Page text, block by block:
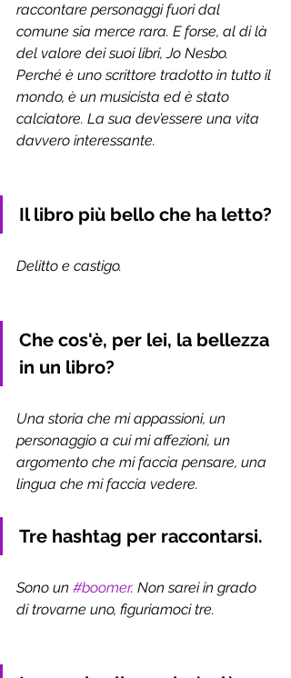
raccontare personaggi fuori dal
comune sia merce rara. E forse, al di là
del valore dei suoi libri, Jo Nesbo.
Perché è uno scrittore tradotto in tutto il
mondo, è un musicista ed è stato
calciatore. La sua dev’essere una vita
davvero interessante.
Il libro più bello che ha letto?
Delitto e castigo.
Che cos'è, per lei, la bellezza
in un libro?
Una storia che mi appassioni, un
personaggio a cui mi affezioni, un
argomento che mi faccia pensare, una
lingua che mi faccia vedere.
Tre hashtag per raccontarsi.
Sono un #boomer. Non sarei in grado
di trovarne uno, figuriamoci tre.